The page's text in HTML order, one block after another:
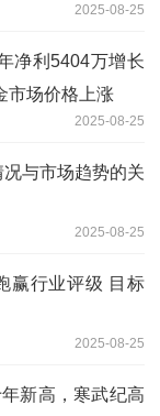
灰尘进入发动机
2025-08-25
净利5404万增长
市场价格上涨
2025-08-25
与市场趋势的关
2025-08-25
赢行业评级 目标
2025-08-25
新高，寒武纪高